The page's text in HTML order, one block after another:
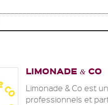
LIMONADE& CO
Limonade & Co est
professionnels et